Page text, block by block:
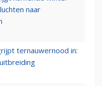
naar
ternauwernood in: